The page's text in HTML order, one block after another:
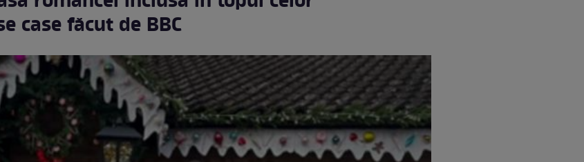
case făcut de BBC